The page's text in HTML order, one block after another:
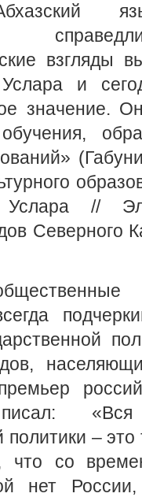
взгляды
Услара и
значение.
//
Северного
политики –
что со
нет